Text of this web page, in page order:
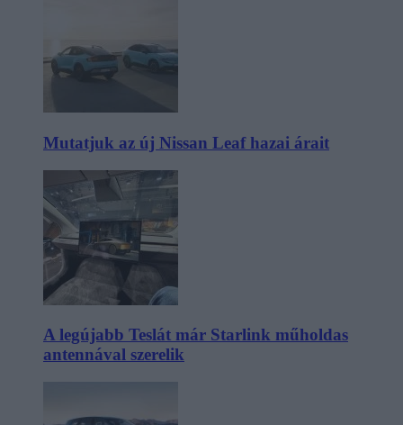
Mutatjuk az új Nissan Leaf hazai árait
A legújabb Teslát már Starlink műholdas
antennával szerelik